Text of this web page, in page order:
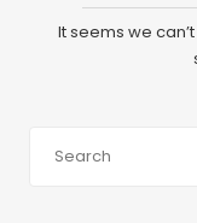
It seems we